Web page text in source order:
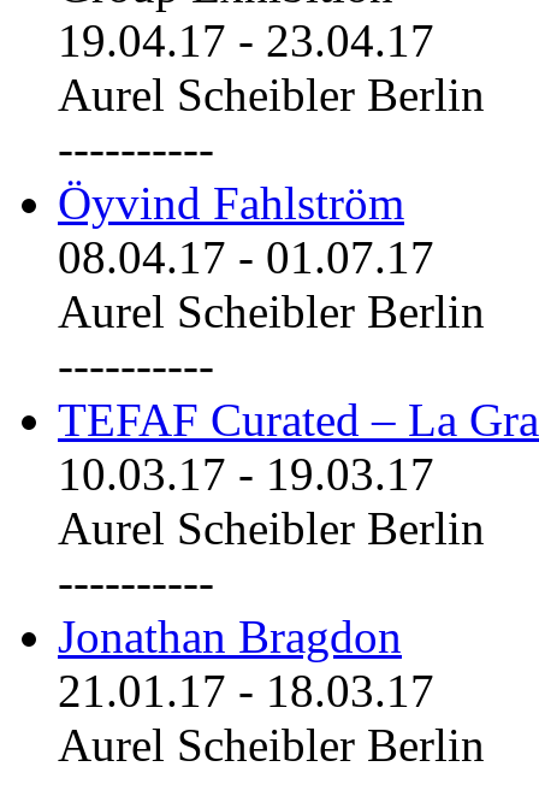
19.04.17 - 23.04.17
Aurel Scheibler Berlin
----------
Öyvind Fahlström
08.04.17 - 01.07.17
Aurel Scheibler Berlin
----------
TEFAF Curated – La
10.03.17 - 19.03.17
Aurel Scheibler Berlin
----------
Jonathan Bragdon
21.01.17 - 18.03.17
Aurel Scheibler Berlin